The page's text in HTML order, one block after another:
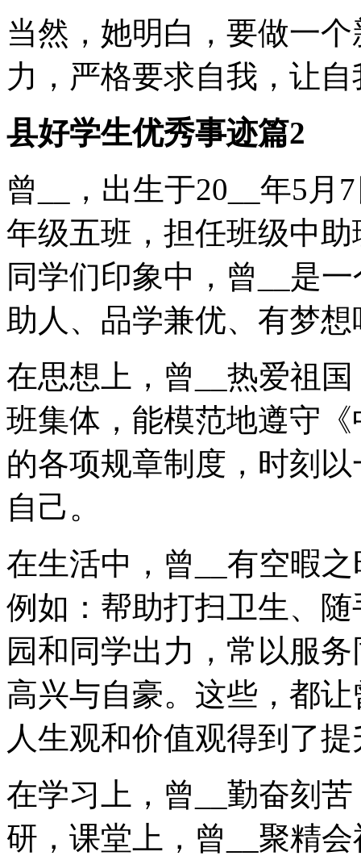
当然，她明白，要做一
力，严格要求自我，让
县好学生优秀事迹篇2
曾__，出生于20__年5月
年级五班，担任班级中
同学们印象中，曾__是
助人、品学兼优、有梦
在思想上，曾__热爱祖
班集体，能模范地遵守
的各项规章制度，时刻
自己。
在生活中，曾__有空暇
例如：帮助打扫卫生、
园和同学出力，常以服
高兴与自豪。这些，都
人生观和价值观得到了提
在学习上，曾__勤奋刻
研，课堂上，曾__聚精